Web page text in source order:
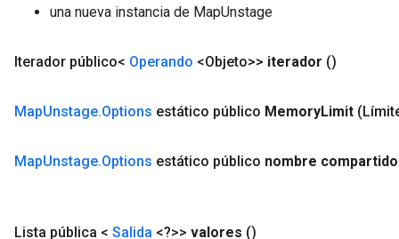
una nueva instancia de MapUnstage
Iterador público< Operando <Objeto>> iterador ()
MapUnstage.Options estático público MemoryLimit
MapUnstage.Options estático público nombre compartido
Lista pública < Salida <?>> valores ()